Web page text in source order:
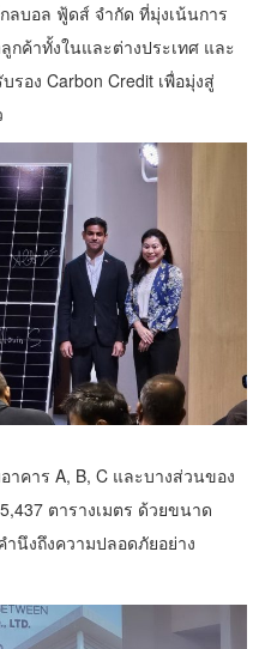
ลบอล ฟู้ดส์ จำกัด ที่มุ่งเน้นการ
ค้าทั้งในและต่างประเทศ และ
อง Carbon Credit เพื่อมุ่งสู่
คาร A, B, C และบางส่วนของ
ตารางเมตร ด้วยขนาด
นึงถึงความปลอดภัยอย่าง